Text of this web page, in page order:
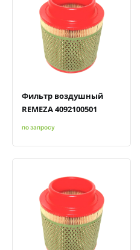
Быстрый просмотрДобавить к сравнению
Добавить в избранное
Фильтр воздушный
REMEZA 4092100501
по запросу
Быстрый просмотрДобавить к сравнению
Добавить в избранное